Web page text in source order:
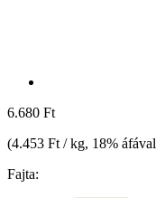
6.680 Ft
(4.453 Ft / kg, 18% áfával
Fajta: